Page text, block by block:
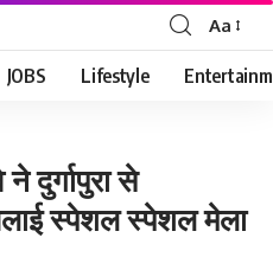
Font
Resizer
Aa
JOBS Lifestyle
दुर्गापुरा से
स्पेशल स्पेशल मेला